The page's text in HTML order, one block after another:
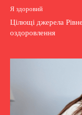
Я здоровий
Цілющі джерела
оздоровлення